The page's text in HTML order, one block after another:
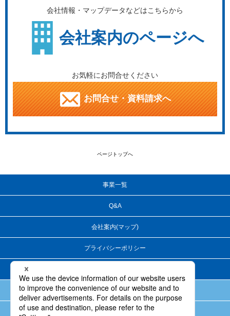
会社情報・マップデータなどはこちらから
会社案内のページへ
お気軽にお問合せください
お問合せ・資料請求へ
ページトップへ
事業一覧
Q&A
会社案内(マップ)
プライバシーポリシー
洗浄テスト・混合テストのご案内
高薬理活性対応（封じ込め）のノウハウについて